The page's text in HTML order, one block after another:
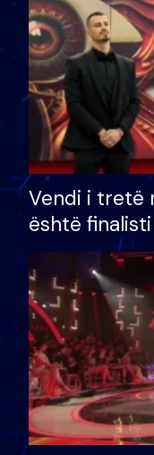
Vendi i tretë
është